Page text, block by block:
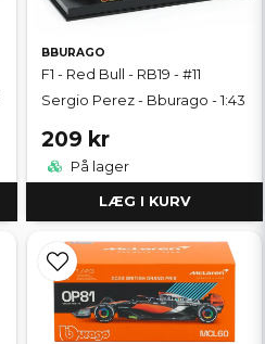
BBURAGO
F1 - Red Bull - RB19 - #11
Sergio Perez - Bburago - 1:43
209 kr
På lager
LÆG I KURV